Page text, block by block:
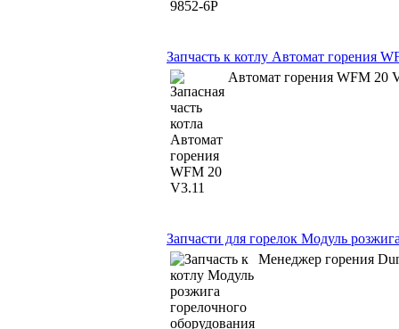
Запчасть к котлу Автомат горения
Автомат горения WFM 20
Запчасти для горелок Модуль
Менеджер горения